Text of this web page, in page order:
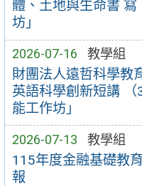
體、土地與生命書
坊」
2026-07-16 教學組
財團法人遠哲科學教
英語科學創新短講 （
能工作坊」
2026-07-13 教學組
115年度金融基礎教
報